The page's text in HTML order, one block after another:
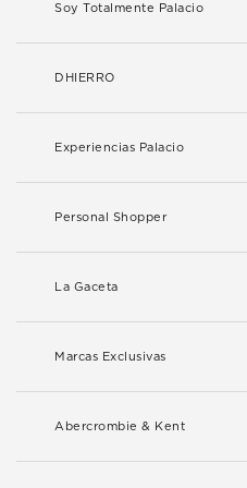
Soy Totalmente Palacio
DHIERRO
Experiencias Palacio
Personal Shopper
La Gaceta
Marcas Exclusivas
Abercrombie & Kent